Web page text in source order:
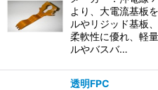
より、大電流基板
ルやリジッド基板
柔軟性に優れ、軽
ルやバスバ…
透明FPC